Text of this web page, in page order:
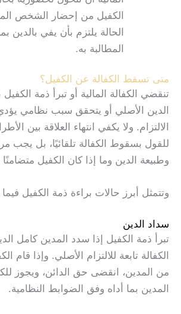
الكفيل من إحضار الشخص
الحالة يلتزم بأن يفي بالدين
المطالبة به.
متى تسقط الكفالة عن الكفيل؟
تنقضي الكفالة المالية أو تبرأ ذمة
الدين الأصلي أو يتحقق سبب نظامي
الالتزام. ولا يكفي انتهاء العلاقة بين
للقول بسقوط الكفالة تلقائيًا، بل يجب
وطبيعة الدين وما إذا كان الكفيل
وتتمثل أبرز حالات براءة ذمة الكفيل فيما
سداد الدين
تبرأ ذمة الكفيل إذا سدد المدين كامل
الكفالة تابعة للالتزام الأصلي. وإذا قام
من المدين، انقضى حق الدائن، ويجوز
المدين بما أداه وفق الضوابط النظامية.